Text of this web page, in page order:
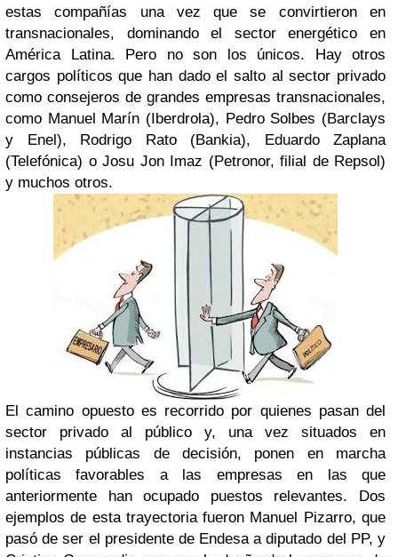
estas compañías una vez que se convirtieron en
transnacionales, dominando el sector energético en
América Latina. Pero no son los únicos. Hay otros
cargos políticos que han dado el salto al sector privado
como consejeros de grandes empresas transnacionales,
como Manuel Marín (Iberdrola), Pedro Solbes (Barclays
y Enel), Rodrigo Rato (Bankia), Eduardo Zaplana
(Telefónica) o Josu Jon Imaz (Petronor, filial de Repsol)
y muchos otros.
El camino opuesto es recorrido por quienes pasan del
sector privado al público y, una vez situados en
instancias públicas de decisión, ponen en marcha
políticas favorables a las empresas en las que
anteriormente han ocupado puestos relevantes. Dos
ejemplos de esta trayectoria fueron Manuel Pizarro, que
pasó de ser el presidente de Endesa a diputado del PP, y